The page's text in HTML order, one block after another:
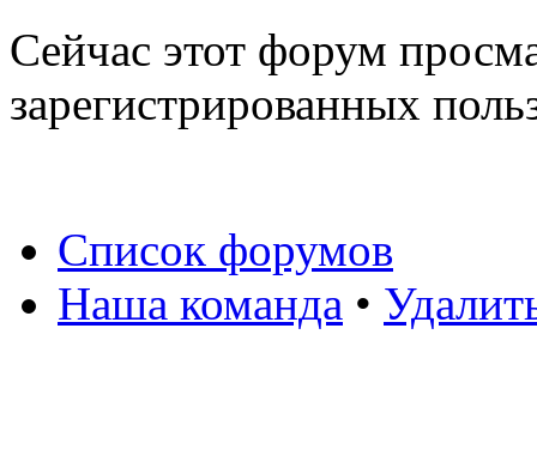
Сейчас этот форум
зарегистрированных
Список форумов
Наша команда •